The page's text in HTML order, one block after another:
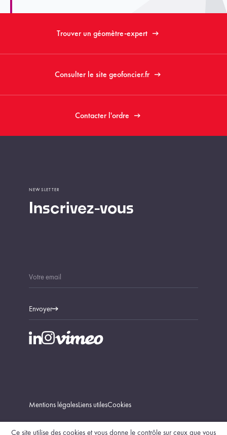
Trouver un géomètre-expert
Consulter le site geofoncier.fr
Contacter l'ordre
Inscrivez-vous
NEWSLETTER
Envoyer
Mentions légalesLiens utilesCookies
Ce site utilise des cookies et vous donne le contrôle sur ceux que vous